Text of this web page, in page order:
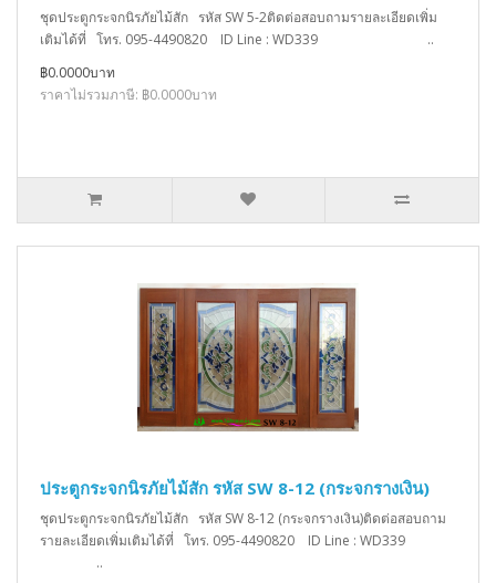
ชุดประตูกระจกนิรภัยไม้สัก รหัส SW 5-2ติดต่อสอบถามรายละเอียดเพิ่ม
เติมได้ที่ โทร. 095-4490820 ID Line : WD339 ..
฿0.0000บาท
ราคาไม่รวมภาษี: ฿0.0000บาท
ประตูกระจกนิรภัยไม้สัก รหัส SW 8-12 (กระจกรางเงิน)
ชุดประตูกระจกนิรภัยไม้สัก รหัส SW 8-12 (กระจกรางเงิน)ติดต่อสอบถาม
รายละเอียดเพิ่มเติมได้ที่ โทร. 095-4490820 ID Line : WD339
..